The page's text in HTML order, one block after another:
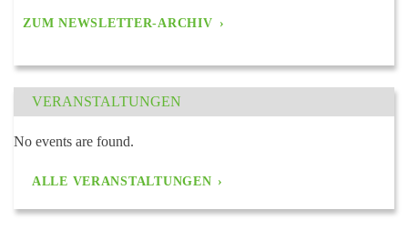
ZUM NEWSLETTER-ARCHIV
VERANSTALTUNGEN
No events are found.
ALLE VERANSTALTUNGEN